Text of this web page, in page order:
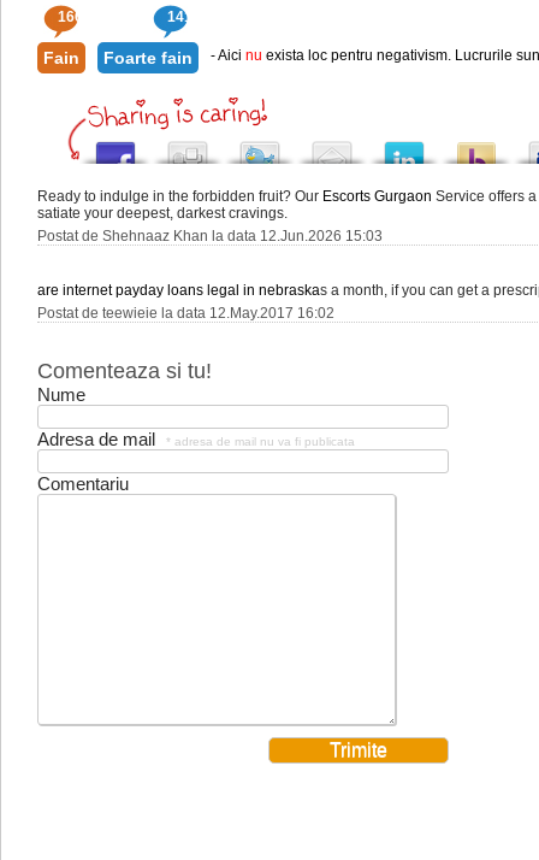
166 141
Fain Foarte fain - Aici nu exista loc pentru negativism. Lucrurile
Ready to indulge in the forbidden fruit? Our Escorts Gurgaon Service offers
satiate your deepest, darkest cravings.
Postat de Shehnaaz Khan la data 12.Jun.2026 15:03
are internet payday loans legal in nebraskas a month, if you can get a
Postat de teewieie la data 12.May.2017 16:02
Comenteaza si tu!
Nume
Adresa de mail * adresa de mail nu va fi publicata
Comentariu